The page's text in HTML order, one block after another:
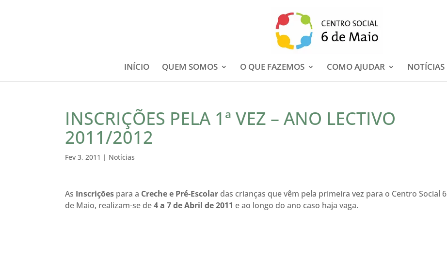
INÍCIO QUEM SOMOS O QUE FAZEMOS COMO AJUDAR NOTÍCIAS
INSCRIÇÕES PELA 1ª VEZ – ANO LECTIVO
2011/2012
Fev 3, 2011 | Notícias
As Inscrições para a Creche e Pré-Escolar das crianças que vêm pela primeira vez para o Centro Social 6
de Maio, realizam-se de4 a 7 de Abril de 2011 e ao longo do ano caso haja vaga.